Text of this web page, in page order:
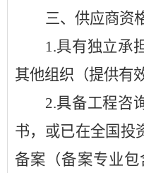
三、供应商资
1.具有独立承
其他组织（提供有
2.具备工程咨
书，或已在全国投
备案（备案专业包